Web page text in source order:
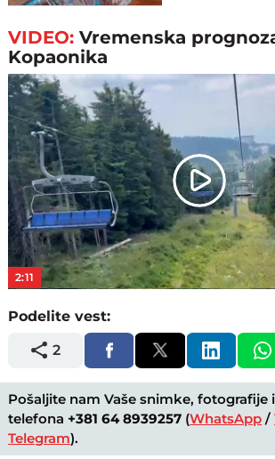
VIDEO:Vremenska
Kopaonika
Play
Video
2:11
Podelite vest:
2
Pošaljite nam Vaše snimke, fotografije
telefona +381 64 8939257 (WhatsApp /
Telegram).